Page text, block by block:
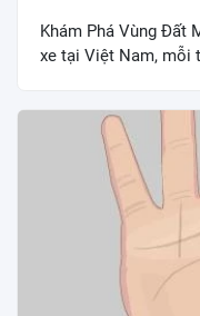
Khám Phá Vùng Đất
xe tại Việt Nam, mỗi